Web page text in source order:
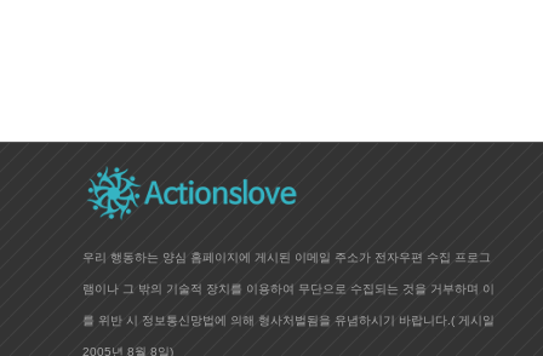
우리 행동하는 양심 홈페이지에 게시된 이메일 주소가 전자우편 수집 프로그
램이나 그 밖의 기술적 장치를 이용하여 무단으로 수집되는 것을 거부하며 이
를 위반 시 정보통신망법에 의해 형사처벌됨을 유념하시기 바랍니다.( 게시일
2005년 8월 8일)